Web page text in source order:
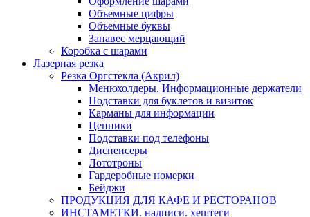
Объемные цифры
Объемные буквы
Занавес мерцающий
Коробка с шарами
Лазерная резка
Резка Оргстекла (Акрил)
Менюхолдеры. Информационные держатели
Подставки для буклетов и визиток
Карманы для информации
Ценники
Подставки под телефоны
Диспенсеры
Лототроны
Гардеробные номерки
Бейджи
ПРОДУКЦИЯ ДЛЯ КАФЕ И РЕСТОРАНОВ
ИНСТАМЕТКИ. надписи. хештеги